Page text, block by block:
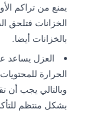
يمنع من تراكم
الخزانات فتلحق
بالخزانات أيضا.
العزل يساعد
الحرارة
وبالتالي يجب أن
بشكل منتظم